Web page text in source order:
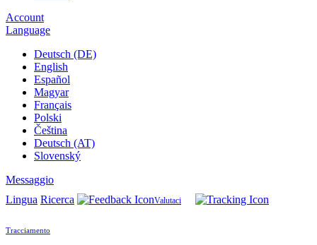
Account
Language
Deutsch (DE)
English
Español
Magyar
Français
Polski
Čeština
Deutsch (AT)
Slovenský
Messaggio
Lingua Ricerca Valutaci
Tracciamento